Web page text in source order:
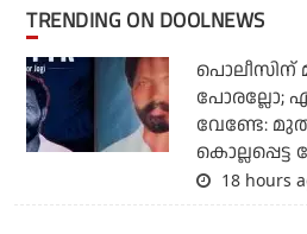
TRENDING ON DOOLNEWS
പൊലീസിന്
പോരല്ലോ;
വേണ്ടേ:
18 hours